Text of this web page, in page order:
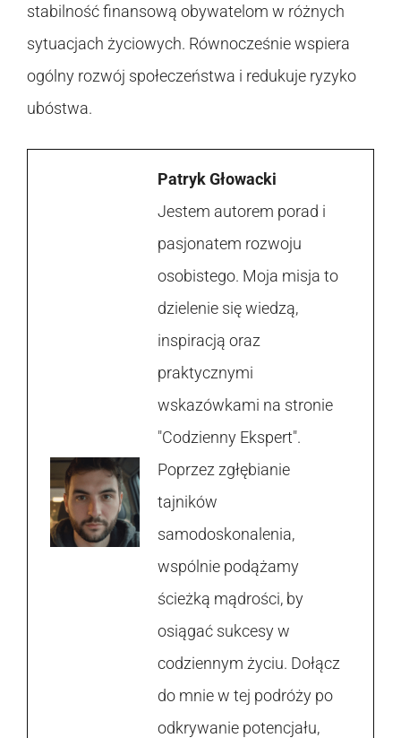
stabilność finansową obywatelom w różnych
sytuacjach życiowych. Równocześnie wspiera
ogólny rozwój społeczeństwa i redukuje ryzyko
ubóstwa.
Patryk Głowacki
Jestem autorem porad i
pasjonatem rozwoju
osobistego. Moja misja to
dzielenie się wiedzą,
inspiracją oraz
praktycznymi
wskazówkami na stronie
"Codzienny Ekspert".
Poprzez zgłębianie
tajników
samodoskonalenia,
wspólnie podążamy
ścieżką mądrości, by
osiągać sukcesy w
codziennym życiu. Dołącz
do mnie w tej podróży po
odkrywanie potencjału,